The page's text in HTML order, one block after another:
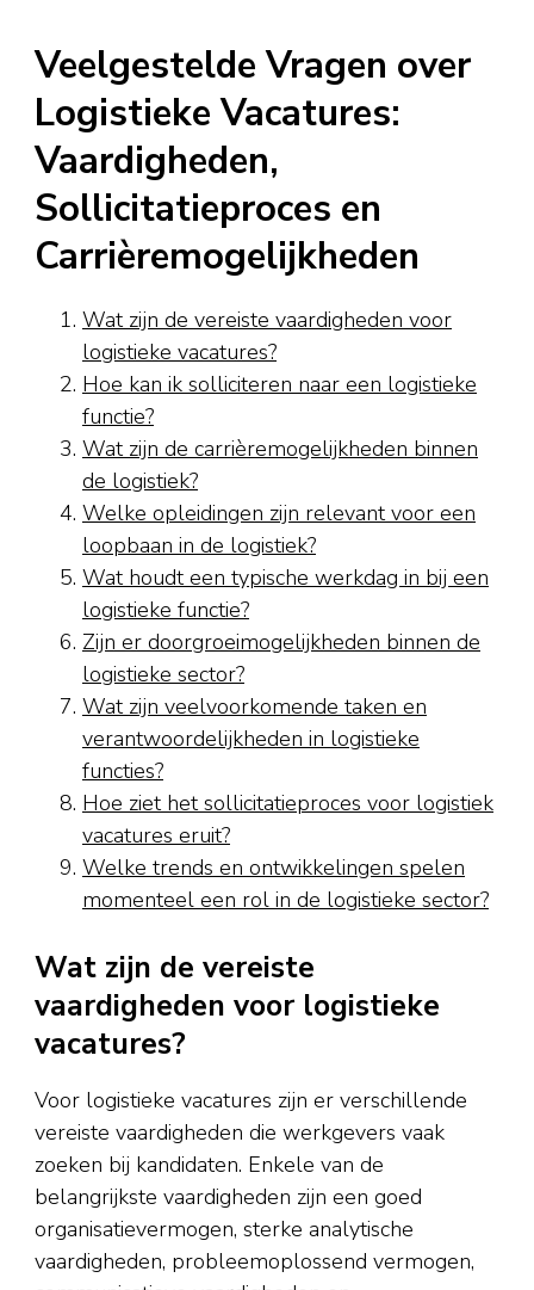
Veelgestelde Vragen over
Logistieke Vacatures:
Vaardigheden,
Sollicitatieproces en
Carrièremogelijkheden
Wat zijn de vereiste vaardigheden voor
logistieke vacatures?
Hoe kan ik solliciteren naar een logistieke
functie?
Wat zijn de carrièremogelijkheden binnen
de logistiek?
Welke opleidingen zijn relevant voor een
loopbaan in de logistiek?
Wat houdt een typische werkdag in bij een
logistieke functie?
Zijn er doorgroeimogelijkheden binnen de
logistieke sector?
Wat zijn veelvoorkomende taken en
verantwoordelijkheden in logistieke
functies?
Hoe ziet het sollicitatieproces voor logistiek
vacatures eruit?
Welke trends en ontwikkelingen spelen
momenteel een rol in de logistieke sector?
Wat zijn de vereiste
vaardigheden voor logistieke
vacatures?
Voor logistieke vacatures zijn er verschillende
vereiste vaardigheden die werkgevers vaak
zoeken bij kandidaten. Enkele van de
belangrijkste vaardigheden zijn een goed
organisatievermogen, sterke analytische
vaardigheden, probleemoplossend vermogen,